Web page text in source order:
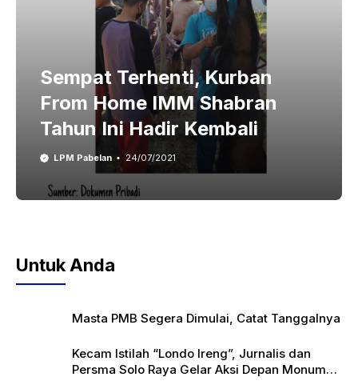
Sempat Terhenti, Kurban
From Home IMM Shabran
Tahun Ini Hadir Kembali
LPM Pabelan 24/07/2021
Untuk Anda
Masta PMB Segera Dimulai, Catat Tanggalnya
Kecam Istilah “Londo Ireng”, Jurnalis dan
Persma Solo Raya Gelar Aksi Depan Monumen